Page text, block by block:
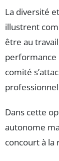
La diversité
illustrent
être au
performance
comité
Dans cette
autonome
concourt à la